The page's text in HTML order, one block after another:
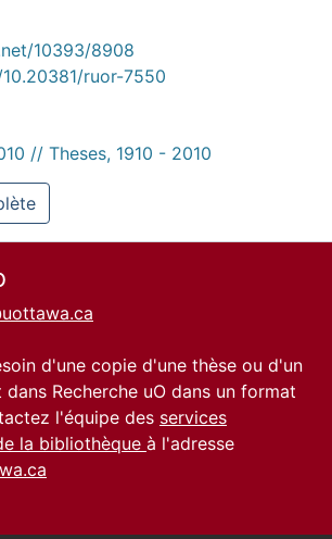
10393/8908
ruor-7550
// Theses, 1910 - 2010
d'une copie d'une thèse ou d'un
Recherche uO dans un format
l'équipe des services
la bibliothèque à l'adresse